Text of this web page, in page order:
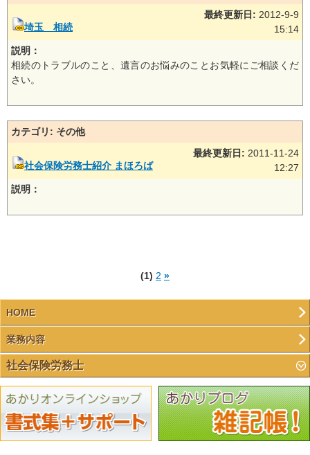
埼玉 相続
最終更新日: 2012-9-9
15:14
説明：
相続のトラブルのこと、遺言のお悩みのことお気軽にご相談くだ
さい。
カテゴリ: その他
社会保険労務士紹介 まほろば
最終更新日: 2011-11-24
12:27
説明：
(1) 2 »
HOME
業務内容
社会保険労務士